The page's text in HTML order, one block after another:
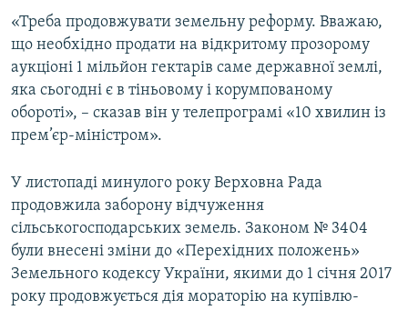
ДОЛУЧАЙСЯ!
«Треба продовжувати земельну реформу. Вважаю,
що необхідно продати на відкритому прозорому
аукціоні 1 мільйон гектарів саме державної землі,
яка сьогодні є в тіньовому і корумпованому
обороті», – сказав він у телепрограмі «10 хвилин із
прем’єр-міністром».
У листопаді минулого року Верховна Рада
продовжила заборону відчуження
сільськогосподарських земель. Законом № 3404
були внесені зміни до «Перехідних положень»
Земельного кодексу України, якими до 1 січня 2017
року продовжується дія мораторію на купівлю-